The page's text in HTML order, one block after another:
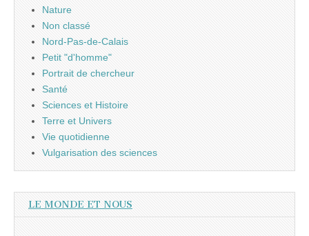
Nature
Non classé
Nord-Pas-de-Calais
Petit "d'homme"
Portrait de chercheur
Santé
Sciences et Histoire
Terre et Univers
Vie quotidienne
Vulgarisation des sciences
LE MONDE ET NOUS